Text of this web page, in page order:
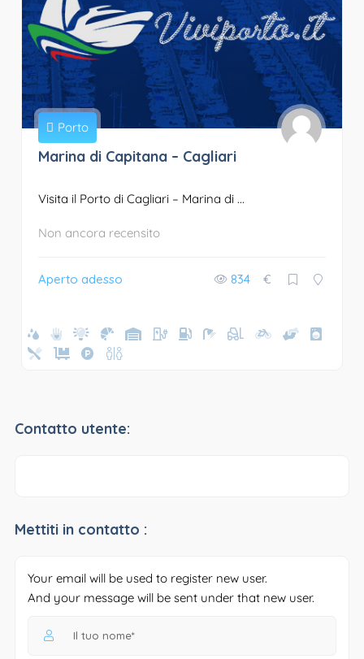
Porto
Marina di Capitana – Cagliari
Visita il Porto di Cagliari – Marina di ...
Non ancora recensito
Aperto adesso 834 €
Contatto utente:
Mettiti in contatto :
Your email will be used to register new user.
And your message will be sent under that new user.